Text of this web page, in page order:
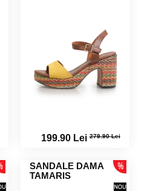
199.90 Lei279.90 Lei
SANDALE DAMA
TAMARIS